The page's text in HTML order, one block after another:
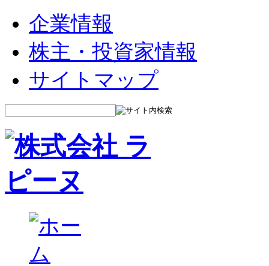
企業情報
株主・投資家情報
サイトマップ